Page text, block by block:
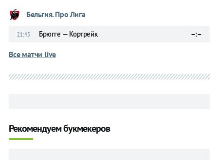
Бельгия. Про Лига
21:45 Брюгге — Кортрейк –:–
Все матчи live
Рекомендуем букмекеров